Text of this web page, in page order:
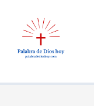
contenido